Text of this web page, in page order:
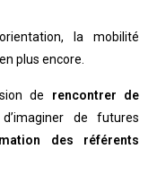
la mobilité
plus encore.
de rencontrer de
de futures
des référents